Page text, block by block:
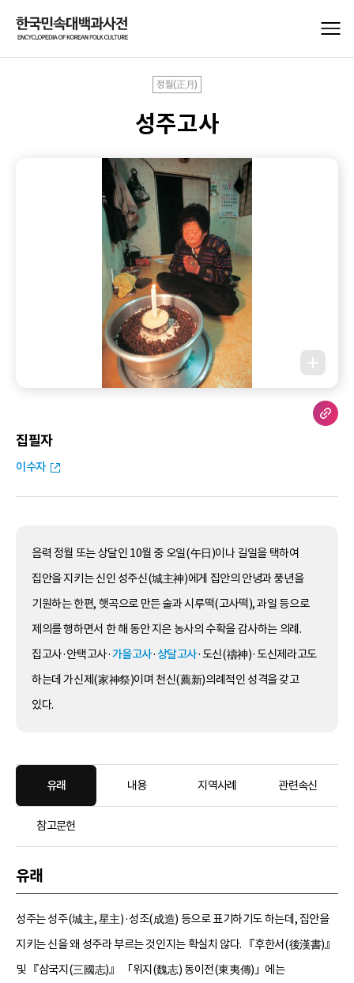
정월(正月)
성주고사
집필자
이수자
음력 정월 또는 상달인 10월 중 오일(午日)이나 길일을 택하여
집안을 지키는 신인 성주신(城主神)에게 집안의 안녕과 풍년을
기원하는 한편, 햇곡으로 만든 술과 시루떡(고사떡), 과일 등으로
제의를 행하면서 한 해 동안 지은 농사의 수확을 감사하는 의례.
집고사·안택고사·가을고사· 상달고사·도신(禱神)·도신제라고도
하는데 가신제(家神祭)이며 천신(薦新)의례적인 성격을 갖고
있다.
유래 내용 지역사례 관련속신
참고문헌
유래
성주는 성주(城主, 星主)·성조(成造) 등으로 표기하기도 하는데, 집안을
지키는 신을 왜 성주라 부르는 것인지는 확실치 않다. 『후한서(後漢書)』
및 『삼국지(三國志)』 「위지(魏志) 동이전(東夷傳)」에는